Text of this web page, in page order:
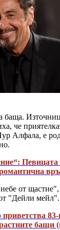
баща.
че
Алфала, е
от
"Дейли мейл".
бащи